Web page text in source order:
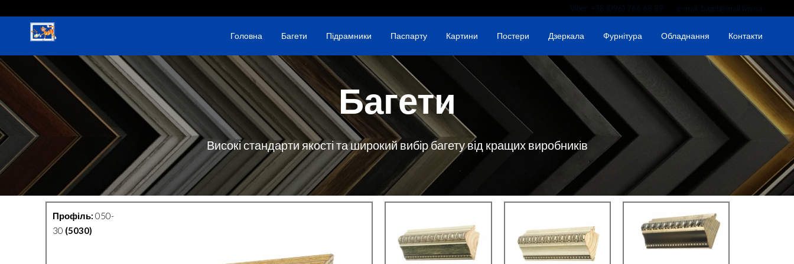
Viber: +38 (096) 766 68 89 e-mail: baget@mail.lviv.ua
Головна Багети Підрамники Паспарту Картини Постери Дзеркала Фурнітура Обладнання Контакти
Багети
Високі стандарти якості та широкий вибір багету від кращих виробників
Профіль: 050-
30 (5030)